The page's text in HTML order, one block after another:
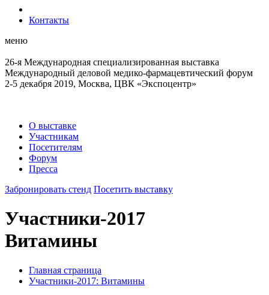
Контакты
меню
26-я Международная специализированная выставка
Международный деловой медико-фармацевтический форум
2-5 декабря 2019, Москва, ЦВК «Экспоцентр»
О выставке
Участникам
Посетителям
Форум
Пресса
Забронировать стенд Посетить выставку
Участники-2017
Витамины
Главная страница
Участники-2017: Витамины